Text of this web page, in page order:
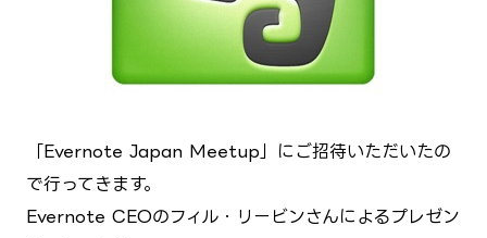
「Evernote Japan Meetup」にご招待いただいたの
で行ってきます。
Evernote CEOのフィル・リービンさんによるプレゼン